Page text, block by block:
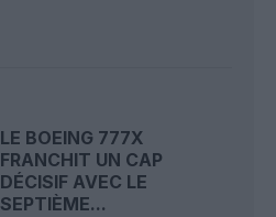
LE BOEING 777X
FRANCHIT UN CAP
DÉCISIF AVEC LE
SEPTIÈME...